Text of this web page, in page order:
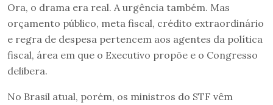
Ora, o drama era real. A urgência também. Mas
orçamento público, meta fiscal, crédito extraordinário
e regra de despesa pertencem aos agentes da política
fiscal, área em que o Executivo propõe e o Congresso
delibera.
No Brasil atual, porém, os ministros do STF vêm